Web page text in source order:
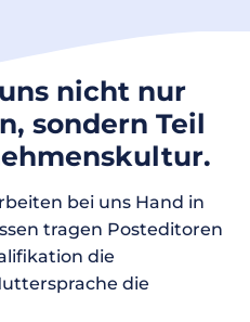
nicht nur
sondern Teil
bei uns Hand in
tragen Posteditoren
die
die